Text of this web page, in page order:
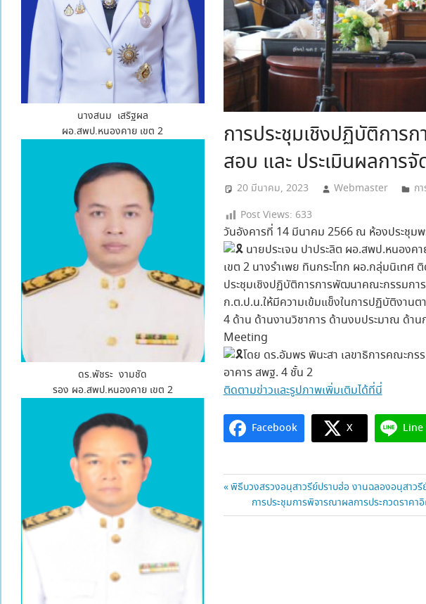
การประชุมเชิงปฏิบัติกา
สอบ และ ประเมินผลการ
20 มีนาคม, 2023 Webmaster ก
Post Views: 633
วันอังคารที่ 14 มีนาคม 2566 ณ ห้องประชุมพ
นายประเจน ปาประลิต ผอ.สพป.หนองค
เขต 2 นางรำเพย ทินกระโทก ผอ.กลุ่มนิเทศ
ประชุมเชิงปฏิบัติการการพัฒนาคณะกรรมก
ก.ต.ป.น.ให้มีความเข้มแข็งในการปฏิบัติงาน
4 ด้าน ด้านงานวิชาการ ด้านงบประมาณ ด้า
Meeting
โดย ดร.อัมพร พินะสา เลขาธิการคณะก
อาคาร สพฐ. 4 ชั้น 2
ติดตามข่าวและรูปภาพเพิ่มเติมได้ที่นี่
Facebook X Line
แนะแนว
เรื่อง
Previous
พิธีบวงสรวงอนุสาวรีย์ปราบฮ่อ งานฉลองอนุสาว
Next
Post:
การประชุมการพิจารณาผลการประกวดราค
นางสนม เสริฐผล
ผอ.สพป.หนองคาย เขต 2
ดร.พัชระ งามชัด
รอง ผอ.สพป.หนองคาย เขต 2